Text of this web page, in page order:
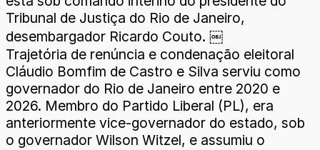
Tribunal de Justiça do Rio de Janeiro,
desembargador Ricardo Couto. ￼
Trajetória de renúncia e condenação eleitoral
Cláudio Bomfim de Castro e Silva serviu como
governador do Rio de Janeiro entre 2020 e
2026. Membro do Partido Liberal (PL), era
anteriormente vice-governador do estado, sob
o governador Wilson Witzel, e assumiu o